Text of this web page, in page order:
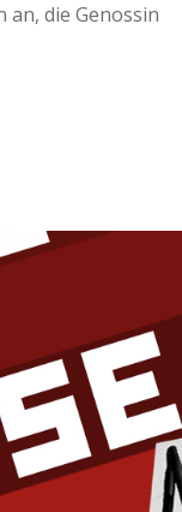
die Genossin